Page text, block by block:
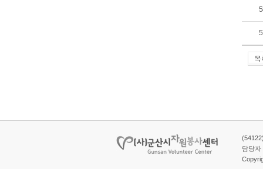
담당자